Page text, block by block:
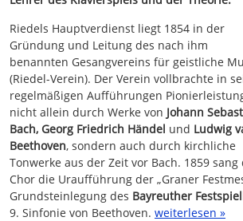
Riedels Hauptverdienst liegt 1854 in der
Gründung und Leitung des nach ihm
benannten Gesangvereins für geistliche
(Riedel-Verein). Der Verein vollbrachte in
regelmäßigen Aufführungen
nicht allein durch Werke von Johann
Bach, Georg Friedrich Händel und Ludwig
Beethoven, sondern auch durch kirchliche
Tonwerke aus der Zeit vor Bach. 1859 sang
Chor die Uraufführung der „Graner
Grundsteinlegung des Bayreuther
9. Sinfonie von Beethoven. weiterlesen »